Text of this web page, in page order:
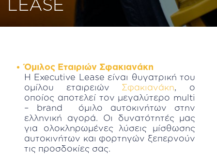
LEASE
Όμιλος Εταιριών Σφακιανάκη
Η Executive Lease είναι θυγατρική του
ομίλου εταιρειών Σφακιανάκη, ο
οποίος αποτελεί τον μεγαλύτερο multi
– brand όμιλο αυτοκινήτων στην
ελληνική αγορά. Οι δυνατότητές μας
για ολοκληρωμένες λύσεις μίσθωσης
αυτοκινήτων και φορτηγών ξεπερνούν
τις προσδοκίες σας.